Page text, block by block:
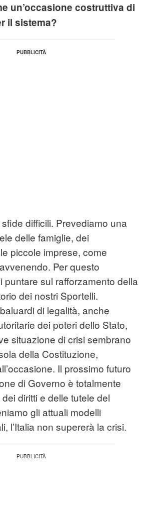
un’occasione costruttiva di
il sistema?
difficili. Prevediamo una
delle famiglie, dei
piccole imprese, come
Per questo
puntare sul rafforzamento della
dei nostri Sportelli.
di legalità, anche
dei poteri dello Stato,
situazione di crisi sembrano
della Costituzione,
Il prossimo futuro
di Governo è totalmente
diritti e delle tutele del
gli attuali modelli
l’Italia non supererà la crisi.